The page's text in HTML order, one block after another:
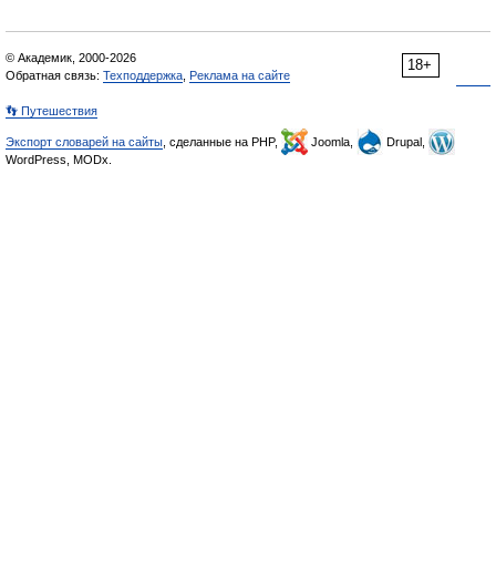
18+
© Академик, 2000-2026
Обратная связь: Техподдержка Реклама на сайте
👣 Путешествия
Экспорт словарей на сайты , сделанные на PHP, Joomla,
Drupal,
WordPress, MODx.